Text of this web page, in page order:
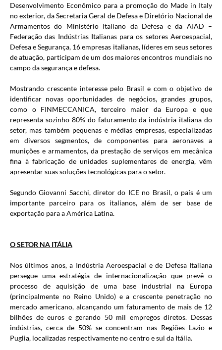
Desenvolvimento Econômico para a promoção do Made in Italy
no exterior, da Secretaria Geral de Defesa e Diretório Nacional de
Armamentos do Ministério Italiano da Defesa e da AIAD –
Federação das Indústrias Italianas para os setores Aeroespacial,
Defesa e Segurança, 16 empresas italianas, líderes em seus setores
de atuação, participam de um dos maiores encontros mundiais no
campo da segurança e defesa.
Mostrando crescente interesse pelo Brasil e com o objetivo de
identificar novas oportunidades de negócios, grandes grupos,
como o FINMECCANICA, terceiro maior da Europa e que
representa sozinho 80% do faturamento da indústria italiana do
setor, mas também pequenas e médias empresas, especializadas
em diversos segmentos, de componentes para aeronaves a
munições e armamentos, da prestação de serviços em mecânica
fina à fabricação de unidades suplementares de energia, vêm
apresentar suas soluções tecnológicas para o setor.
Segundo Giovanni Sacchi, diretor do ICE no Brasil, o país é um
importante parceiro para os italianos, além de ser base de
exportação para a América Latina.
O SETOR NA ITÁLIA
Nos últimos anos, a Indústria Aeroespacial e de Defesa Italiana
persegue uma estratégia de internacionalização que prevê o
processo de aquisição de uma base industrial na Europa
(principalmente no Reino Unido) e a crescente penetração no
mercado americano, alcançando um faturamento de mais de 12
bilhões de euros e gerando 50 mil empregos diretos. Dessas
indústrias, cerca de 50% se concentram nas Regiões Lazio e
Puglia, localizadas respectivamente no centro e sul da Itália.